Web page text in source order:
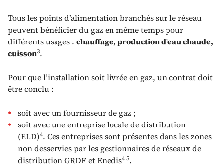
Tous les points d’alimentation branchés sur le réseau
peuvent bénéficier du gaz en même temps pour
différents usages : chauffage, production d’eau chaude,
cuisson3.
Pour que l’installation soit livrée en gaz, un contrat doit
être conclu :
soit avec un fournisseur de gaz ;
soit avec une entreprise locale de distribution
(ELD)4. Ces entreprises sont présentes dans les zones
non desservies par les gestionnaires de réseaux de
distribution GRDF et Enedis4 5.